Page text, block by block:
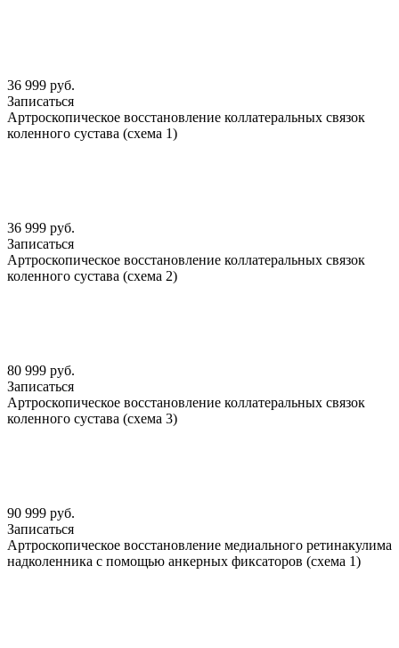
36 999 руб.
Записаться
Артроскопическое восстановление коллатеральных связок
коленного сустава (схема 1)
36 999 руб.
Записаться
Артроскопическое восстановление коллатеральных связок
коленного сустава (схема 2)
80 999 руб.
Записаться
Артроскопическое восстановление коллатеральных связок
коленного сустава (схема 3)
90 999 руб.
Записаться
Артроскопическое восстановление медиального ретинакулима
надколенника с помощью анкерных фиксаторов (схема 1)